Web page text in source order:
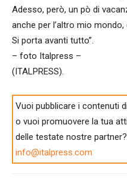
Adesso, però, un pò di
anche per l’altro mio
Si porta avanti tutto”.
– foto Italpress –
(ITALPRESS).
Vuoi pubblicare i contenuti
o vuoi promuovere la tua
delle testate nostre
info@italpress.com